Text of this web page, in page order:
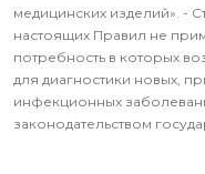
медицинских изделий». -
настоящих Правил не
потребность в которых
для диагностики новых,
инфекционных
законодательством